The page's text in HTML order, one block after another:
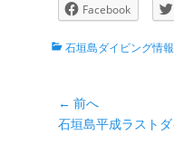
Facebook
カ 石垣島ダイビング情報
投
稿
← 前へ
前
石垣島平成ラス